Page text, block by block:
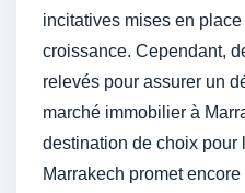
incitatives mises en
croissance. Cependant,
relevés pour assurer un
marché immobilier à
destination de choix pour
Marrakech promet